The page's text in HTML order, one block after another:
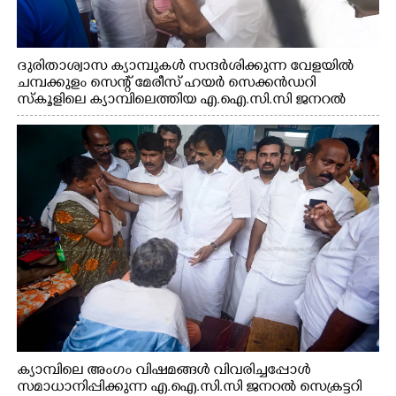
ദുരിതാശ്വാസ ക്യാമ്പുകൾ സന്ദർശിക്കുന്ന വേളയിൽ
ചമ്പക്കുളം സെന്റ് മേരീസ് ഹയർ സെക്കൻഡറി
സ്കൂളിലെ ക്യാമ്പിലെത്തിയ എ.ഐ.സി.സി ജനറൽ
സെക്രട്ടറി കെ.സി വേണുഗോപാൽ എം.പി കുരുന്നിനെ
എടുത്ത് ലാളിച്ചപ്പോൾ. സഹകരണ-എക്സൈസ്
വകുപ്പ് മന്ത്രി എം. ലിജു, കൃഷിവകുപ്പ് മന്ത്രി ടി. സിദ്ദിഖ്,
റെജി ചെറിയാൻ എം. എൽ. എ എന്നിവർ സമീപം
ക്യാമ്പിലെ അംഗം വിഷമങ്ങൾ വിവരിച്ചപ്പോൾ
സമാധാനിപ്പിക്കുന്ന എ.ഐ.സി.സി ജനറൽ സെക്രട്ടറി